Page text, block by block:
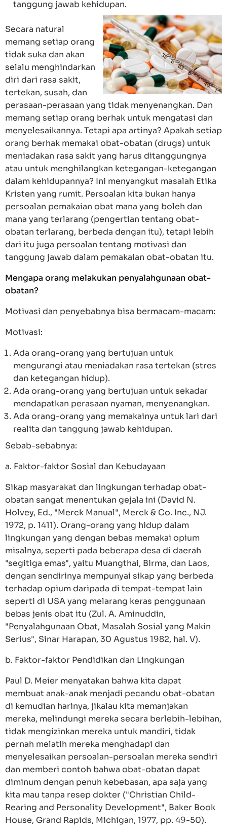
tanggung jawab kehidupan.
Secara natural
memang setiap orang
tidak suka dan akan
selalu menghindarkan
diri dari rasa sakit,
tertekan, susah, dan
perasaan-perasaan yang tidak menyenangkan. Dan
memang setiap orang berhak untuk mengatasi dan
menyelesaikannya. Tetapi apa artinya? Apakah setiap
orang berhak memakai obat-obatan (drugs) untuk
meniadakan rasa sakit yang harus ditanggungnya
atau untuk menghilangkan ketegangan-ketegangan
dalam kehidupannya? Ini menyangkut masalah Etika
Kristen yang rumit. Persoalan kita bukan hanya
persoalan pemakaian obat mana yang boleh dan
mana yang terlarang (pengertian tentang obat-
obatan terlarang, berbeda dengan itu), tetapi lebih
dari itu juga persoalan tentang motivasi dan
tanggung jawab dalam pemakaian obat-obatan itu.
Mengapa orang melakukan penyalahgunaan obat-
obatan?
Motivasi dan penyebabnya bisa bermacam-macam:
Motivasi:
Ada orang-orang yang bertujuan untuk
mengurangi atau meniadakan rasa tertekan (stres
dan ketegangan hidup).
Ada orang-orang yang bertujuan untuk sekadar
mendapatkan perasaan nyaman, menyenangkan.
Ada orang-orang yang memakainya untuk lari dari
realita dan tanggung jawab kehidupan.
Sebab-sebabnya:
a. Faktor-faktor Sosial dan Kebudayaan
Sikap masyarakat dan lingkungan terhadap obat-
obatan sangat menentukan gejala ini (David N.
Holvey, Ed., "Merck Manual", Merck & Co. Inc., NJ.
1972, p. 1411). Orang-orang yang hidup dalam
lingkungan yang dengan bebas memakai opium
misalnya, seperti pada beberapa desa di daerah
"segitiga emas", yaitu Muangthai, Birma, dan Laos,
dengan sendirinya mempunyai sikap yang berbeda
terhadap opium daripada di tempat-tempat lain
seperti di USA yang melarang keras penggunaan
bebas jenis obat itu (Zul. A. Aminuddin,
"Penyalahgunaan Obat, Masalah Sosial yang Makin
Serius", Sinar Harapan, 30 Agustus 1982, hal. V).
b. Faktor-faktor Pendidikan dan Lingkungan
Paul D. Meier menyatakan bahwa kita dapat
membuat anak-anak menjadi pecandu obat-obatan
di kemudian harinya, jikalau kita memanjakan
mereka, melindungi mereka secara berlebih-lebihan,
tidak mengizinkan mereka untuk mandiri, tidak
pernah melatih mereka menghadapi dan
menyelesaikan persoalan-persoalan mereka sendiri
dan memberi contoh bahwa obat-obatan dapat
diminum dengan penuh kebebasan, apa saja yang
kita mau tanpa resep dokter ("Christian Child-
Rearing and Personality Development", Baker Book
House, Grand Rapids, Michigan, 1977, pp. 49-50).